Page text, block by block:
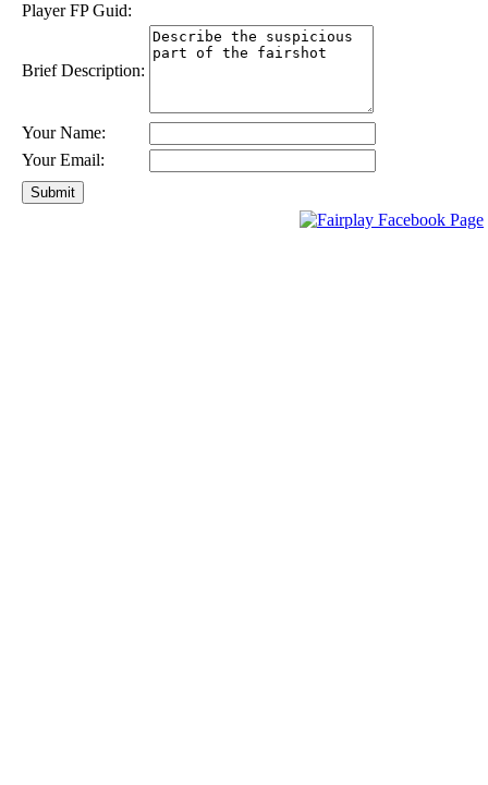
Player FP Guid:
Brief Description:
Your Name:
Your Email: